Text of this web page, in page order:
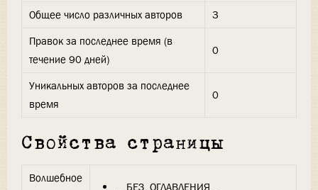
Общее число различных авторов
3
Правок за последнее время (в
течение 90 дней)
0
Уникальных авторов за последнее
время
0
Свойства страницы
Волшебное